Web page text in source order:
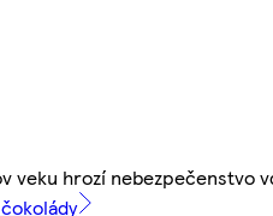
veku hrozí nebezpečenstvo